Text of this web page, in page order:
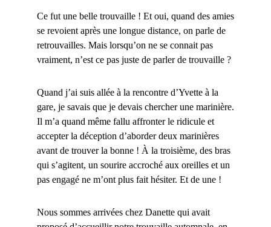
Ce fut une belle trouvaille ! Et oui, quand des amies
se revoient après une longue distance, on parle de
retrouvailles. Mais lorsqu’on ne se connait pas
vraiment, n’est ce pas juste de parler de trouvaille ?
Quand j’ai suis allée à la rencontre d’Yvette à la
gare, je savais que je devais chercher une marinière.
Il m’a quand même fallu affronter le ridicule et
accepter la déception d’aborder deux marinières
avant de trouver la bonne ! À la troisième, des bras
qui s’agitent, un sourire accroché aux oreilles et un
pas engagé ne m’ont plus fait hésiter. Et de une !
Nous sommes arrivées chez Danette qui avait